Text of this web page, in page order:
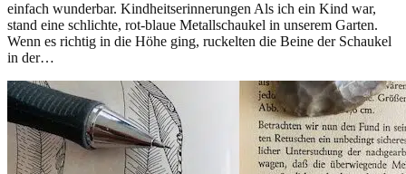
einfach wunderbar. Kindheitserinnerungen Als ich ein Kind war,
stand eine schlichte, rot-blaue Metallschaukel in unserem Garten.
Wenn es richtig in die Höhe ging, ruckelten die Beine der Schaukel
in der…